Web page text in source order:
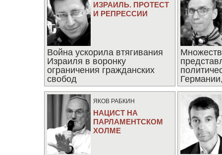
ИЗРАИЛЬ. ПРОТЕСТ
И РЕПРЕССИИ
Война ускорила втягивания
Израиля в воронку
ограничения гражданских
свобод
ЯКОВ РАБКИН
НАЦИСТ НА
ПАРЛАМЕНТСКОМ
ХОЛМЕ